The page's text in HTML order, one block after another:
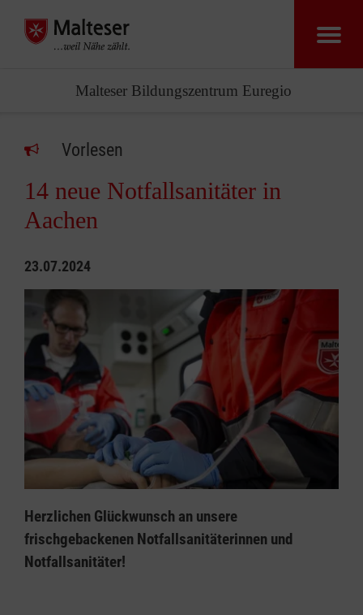
Malteser Bildungszentrum Euregio
Vorlesen
14 neue Notfallsanitäter in
Aachen
23.07.2024
Herzlichen Glückwunsch an unsere
frischgebackenen Notfallsanitäterinnen und
Notfallsanitäter!